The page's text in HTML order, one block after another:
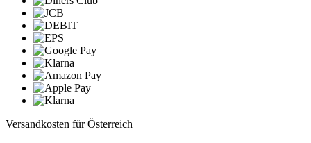
Versandkosten für Österreich